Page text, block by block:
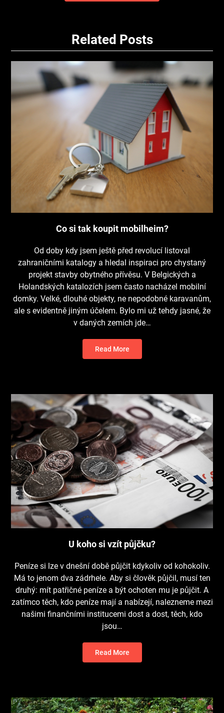
Related Posts
Co si tak koupit mobilheim?
Od doby kdy jsem ještě před revolucí listoval
zahraničními katalogy a hledal inspiraci pro chystaný
projekt stavby obytného přívěsu. V Belgických a
Holandských katalozích jsem často nacházel mobilní
domky. Velké, dlouhé objekty, ne nepodobné karavanům,
ale s evidentně jiným účelem. Bylo mi už tehdy jasné, že
v daných zemích jde…
Read More
U koho si vzít půjčku?
Peníze si lze v dnešní době půjčit kdykoliv od kohokoliv.
Má to jenom dva zádrhele. Aby si člověk půjčil, musí ten
druhý: mít patřičné peníze a být ochoten mu je půjčit. A
zatímco těch, kdo peníze mají a nabízejí, nalezneme mezi
našimi finančními institucemi dost a dost, těch, kdo
jsou…
Read More